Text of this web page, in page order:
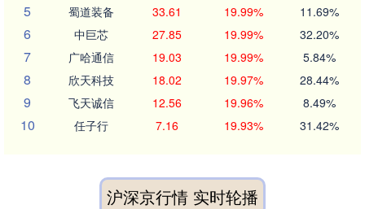
5 蜀道装备 33.61 19.99% 11.69%
6 中巨芯 27.85 19.99% 32.20%
7 广哈通信 19.03 19.99% 5.84%
8 欣天科技 18.02 19.97% 28.44%
9 飞天诚信 12.56 19.96% 8.49%
10 任子行 7.16 19.93% 31.42%
沪深京行情 实时轮播